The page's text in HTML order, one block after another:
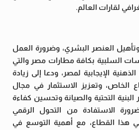
لقارات العالم.
العنصر البشري، وضرورة العمل
السلبية بكافة مطارات مصر والتي
الإيجابية لمصر، ودعا إلى زيادة
الخاص، وتعزيز الاستثمار في مجال
البنية التحتية والصيانة وتحسين كفاءة
الاستفادة من التحول الرقمي
في هذا القطاع، مع أهمية التوسع في